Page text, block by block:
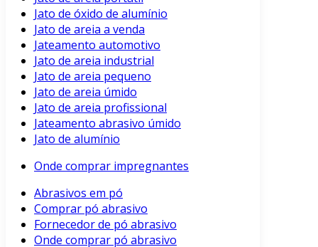
Jato de óxido de alumínio
Jato de areia a venda
Jateamento automotivo
Jato de areia industrial
Jato de areia pequeno
Jato de areia úmido
Jato de areia profissional
Jateamento abrasivo úmido
Jato de alumínio
Onde comprar impregnantes
Abrasivos em pó
Comprar pó abrasivo
Fornecedor de pó abrasivo
Onde comprar pó abrasivo